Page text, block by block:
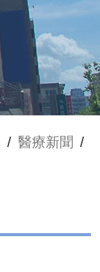
/ 醫療新聞 /